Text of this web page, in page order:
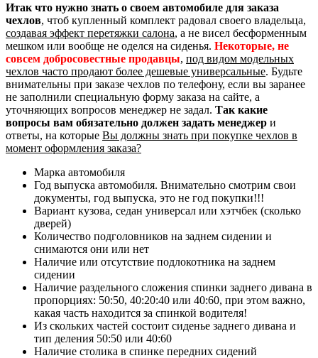
Итак что нужно знать о своем автомобиле для заказа
чехлов, чтоб купленный комплект радовал своего владельца,
создавая эффект перетяжки салона, а не висел бесформенным
мешком или вообще не оделся на сиденья. Некоторые, не
совсем добросовестные продавцы, под видом модельных
чехлов часто продают более дешевые универсальные. Будьте
внимательны при заказе чехлов по телефону, если вы заранее
не заполнили специальную форму заказа на сайте, а
уточняющих вопросов менеджер не задал. Так какие
вопросы вам обязательно должен задать менеджер и
ответы, на которые Вы должны знать при покупке чехлов в
момент оформления заказа?
Марка автомобиля
Год выпуска автомобиля. Внимательно смотрим свои
документы, год выпуска, это не год покупки!!!
Вариант кузова, седан универсал или хэтчбек (сколько
дверей)
Количество подголовников на заднем сидении и
снимаются они или нет
Наличие или отсутствие подлокотника на заднем
сидении
Наличие раздельного сложения спинки заднего дивана в
пропорциях: 50:50, 40:20:40 или 40:60, при этом важно,
какая часть находится за спинкой водителя!
Из скольких частей состоит сиденье заднего дивана и
тип деления 50:50 или 40:60
Наличие столика в спинке передних сидений